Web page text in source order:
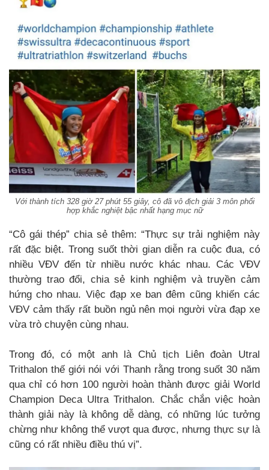
Với thành tích 328 giờ 27 phút 55 giây, cô đã vô địch giải 3 môn phối
hợp khắc nghiệt bậc nhất hạng mục nữ
“Cô gái thép” chia sẻ thêm: “Thực sự trải nghiệm này
rất đặc biệt. Trong suốt thời gian diễn ra cuộc đua, có
nhiều VĐV đến từ nhiều nước khác nhau. Các VĐV
thường trao đổi, chia sẻ kinh nghiệm và truyền cảm
hứng cho nhau. Việc đạp xe ban đêm cũng khiến các
VĐV cảm thấy rất buồn ngủ nên mọi người vừa đạp xe
vừa trò chuyện cùng nhau.
Trong đó, có một anh là Chủ tịch Liên đoàn Utral
Trithalon thế giới nói với Thanh rằng trong suốt 30 năm
qua chỉ có hơn 100 người hoàn thành được giải World
Champion Deca Ultra Trithalon. Chắc chắn việc hoàn
thành giải này là không dễ dàng, có những lúc tưởng
chừng như không thể vượt qua được, nhưng thực sự là
cũng có rất nhiều điều thú vị”.